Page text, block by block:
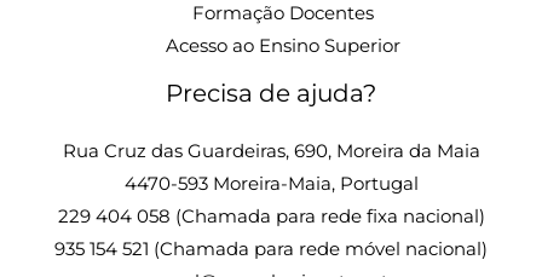
Formação Docentes
Acesso ao Ensino Superior
Precisa de ajuda?
Rua Cruz das Guardeiras, 690, Moreira da Maia
4470-593 Moreira-Maia, Portugal
229 404 058 (Chamada para rede fixa nacional)
935 154 521 (Chamada para rede móvel nacional)